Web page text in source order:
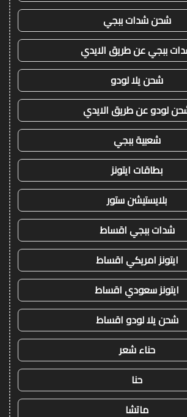
شحن شدات ببجي
ببجي عن طريق الايدي
شحن يلا لودو
لودو عن طريق الايدي
شعبية ببجي
بطاقات ايتونز
بلايستيشن ستور
شدات ببجي اقساط
ايتونز امريكي اقساط
ايتونز سعودي اقساط
شحن يلا لودو اقساط
حناء شعر
حنا
ماتشا